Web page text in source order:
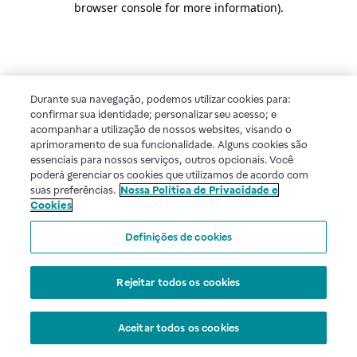
browser console for more information).
Durante sua navegação, podemos utilizar cookies para:
confirmar sua identidade; personalizar seu acesso; e
acompanhar a utilização de nossos websites, visando o
aprimoramento de sua funcionalidade. Alguns cookies são
essenciais para nossos serviços, outros opcionais. Você
poderá gerenciar os cookies que utilizamos de acordo com
suas preferências. Nossa Política de Privacidade e
Cookies
Definições de cookies
Rejeitar todos os cookies
Aceitar todos os cookies